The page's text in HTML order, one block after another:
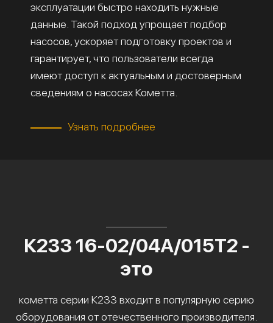
эксплуатации быстро находить нужные
данные. Такой подход упрощает подбор
насосов, ускоряет подготовку проектов и
гарантирует, что пользователи всегда
имеют доступ к актуальным и достоверным
сведениям о насосах Кометта.
Узнать подробнее
К233 16-02/04А/015Т2 -
это
кометта серии К233 входит в популярную серию
оборудования от отечественного производителя.